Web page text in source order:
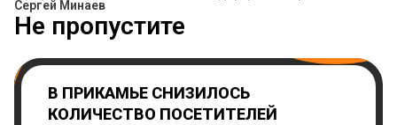
Сергей Минаев
Не пропустите
В ПРИКАМЬЕ СНИЗИЛОСЬ
КОЛИЧЕСТВО ПОСЕТИТЕЛЕЙ